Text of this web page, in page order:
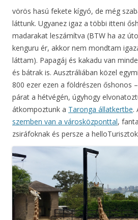
vörös hasú fekete kígyó, de még
láttunk. Ugyanez igaz a többi itteni
madarakat leszámítva (BTW ha az
kenguru ér, akkor nem mondtam
láttam). Papagáj és kakadu van
és bátrak is. Ausztráliában közel
800 ezer ezen a földrészen őshonos
párat a hétvégén, úgyhogy
átkompoztunk a Taronga állatkertbe.
szemben van a városközponttal,
zsiráfoknak és persze a